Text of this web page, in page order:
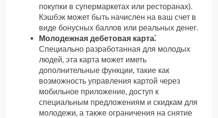
покупки в супермаркетах или ресторанах).
Кэшбэк может быть начислен на ваш счет в
виде бонусных баллов или реальных денег.
Молодежная дебетовая карта⁚
Специально разработанная для молодых
людей, эта карта может иметь
дополнительные функции, такие как
возможность управления картой через
мобильное приложение, доступ к
специальным предложениям и скидкам для
молодежи, а также ограничения на снятие